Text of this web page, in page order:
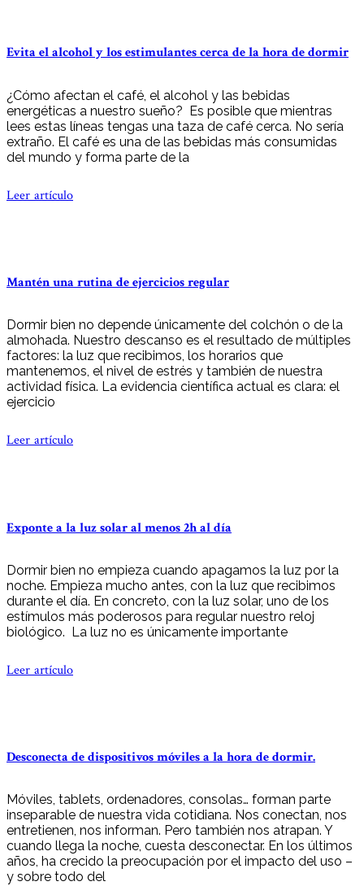
Evita el alcohol y los estimulantes cerca de la hora de dormir
¿Cómo afectan el café, el alcohol y las bebidas
energéticas a nuestro sueño? Es posible que mientras
lees estas líneas tengas una taza de café cerca. No sería
extraño. El café es una de las bebidas más consumidas
del mundo y forma parte de la
Leer artículo
Mantén una rutina de ejercicios regular
Dormir bien no depende únicamente del colchón o de la
almohada. Nuestro descanso es el resultado de múltiples
factores: la luz que recibimos, los horarios que
mantenemos, el nivel de estrés y también de nuestra
actividad física. La evidencia científica actual es clara: el
ejercicio
Leer artículo
Exponte a la luz solar al menos 2h al día
Dormir bien no empieza cuando apagamos la luz por la
noche. Empieza mucho antes, con la luz que recibimos
durante el día. En concreto, con la luz solar, uno de los
estímulos más poderosos para regular nuestro reloj
biológico. La luz no es únicamente importante
Leer artículo
Desconecta de dispositivos móviles a la hora de dormir.
Móviles, tablets, ordenadores, consolas… forman parte
inseparable de nuestra vida cotidiana. Nos conectan, nos
entretienen, nos informan. Pero también nos atrapan. Y
cuando llega la noche, cuesta desconectar. En los últimos
años, ha crecido la preocupación por el impacto del uso –
y sobre todo del